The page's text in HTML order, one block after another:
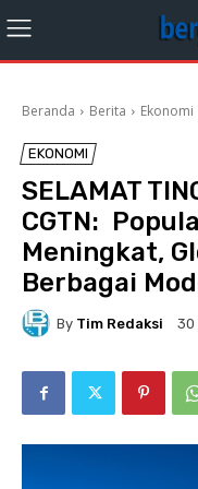
Beranda Berita Ekonomi
EKONOMI
SELAMAT
CGTN:
Meningkat,
Berbagai
By Tim Redaksi 30